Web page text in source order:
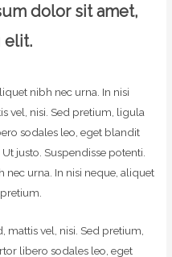
dolor sit amet,
elit.
nibh nec urna. In nisi
vel, nisi. Sed pretium, ligula
sodales leo, eget blandit
justo. Suspendisse potenti.
nec urna. In nisi neque, aliquet
mattis vel, nisi. Sed pretium,
libero sodales leo, eget